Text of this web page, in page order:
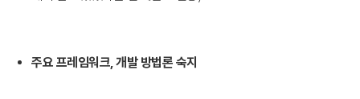
주요 프레임워크, 개발 방법론 숙지